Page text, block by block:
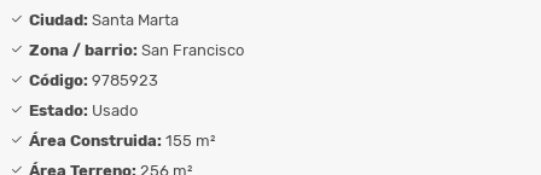
Ciudad: Santa Marta
Zona / barrio: San Francisco
Código: 9785923
Estado: Usado
Área Construida: 155 m²
Área Terreno: 256 m²